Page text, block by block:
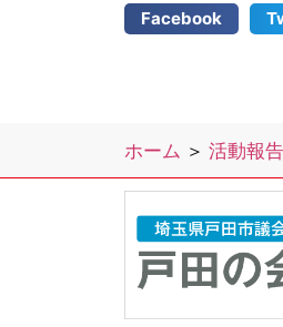
Facebook
ホーム ＞ 活動報告